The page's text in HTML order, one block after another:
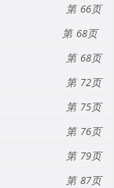
66
68
68
72
75
76
79
87